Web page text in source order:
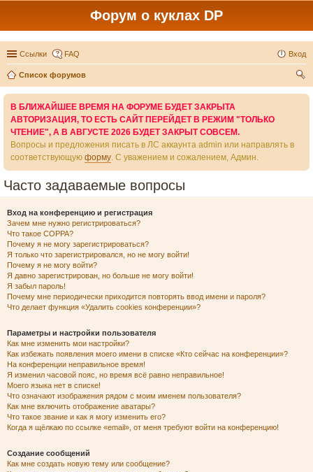
Форум о куклах DP
Ссылки FAQ Вход
Список форумов
В БЛИЖАЙШЕЕ ВРЕМЯ НА ФОРУМЕ БУДЕТ ЗАКРЫТА
АВТОРИЗАЦИЯ, ТО ЕСТЬ САЙТ ПЕРЕЙДЕТ В РЕЖИМ "ТОЛЬКО
ЧТЕНИЕ", А В АВГУСТЕ 2026 БУДЕТ ЗАКРЫТ СОВСЕМ.
Вопросы и предложения писать в ЛС аккаунта admin или направлять в
соответствующую форму. С уважением и сожалением, Админ.
Часто задаваемые вопросы
Вход на конференцию и регистрация
Зачем мне нужно регистрироваться?
Что такое COPPA?
Почему я не могу зарегистрироваться?
Я только что зарегистрировался, но не могу войти!
Почему я не могу войти?
Я давно зарегистрирован, но больше не могу войти!
Я забыл пароль!
Почему мне периодически приходится повторять ввод имени и пароля?
Что делает функция «Удалить cookies конференции»?
Параметры и настройки пользователя
Как мне изменить мои настройки?
Как избежать появления моего имени в списке «Кто сейчас на конференции»?
На конференции неправильное время!
Я изменил часовой пояс, но время всё равно неправильное!
Моего языка нет в списке!
Что означают изображения рядом с моим именем пользователя?
Как мне включить отображение аватары?
Что такое звание и как я могу изменить его?
Когда я щёлкаю по ссылке «email», от меня требуют войти на конференцию!
Создание сообщений
Как мне создать новую тему или сообщение?